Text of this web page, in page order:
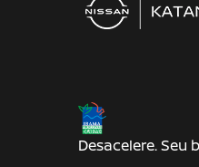
Desacelere. Seu